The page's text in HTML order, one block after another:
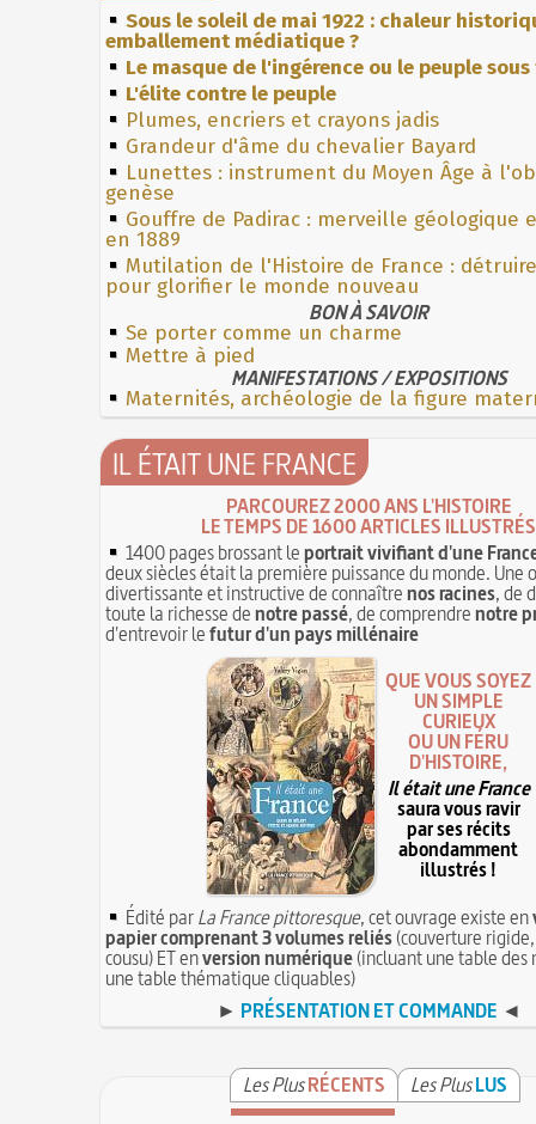
Sous le soleil de mai 1922 : chaleur
emballement médiatique ?
Le masque de l'ingérence ou le peuple
L'élite contre le peuple
Plumes, encriers et crayons jadis
Grandeur d'âme du chevalier Bayard
Lunettes : instrument du Moyen Âge à
genèse
Gouffre de Padirac : merveille géologique
en 1889
Mutilation de l'Histoire de France :
pour glorifier le monde nouveau
BON À SAVOIR
Se porter comme un charme
Mettre à pied
MANIFESTATIONS / EXPOSITIONS
Maternités, archéologie de la figure
IL ÉTAIT UNE FRANCE
PARCOUREZ 2000 ANS L'HISTOIRE
LE TEMPS DE 1600 ARTICLES ILLUSTRÉS
1400 pages brossant leportrait vivifiant d'une
deux siècles était la première puissance du monde. Une
divertissante et instructive de connaîtrenos racines, de
toute la richesse denotre passé, de comprendrenotre
d'entrevoir lefutur d'un pays millénaire
QUE VOUS SOYEZ
UN SIMPLE
CURIEUX
OU UN FÉRU
D'HISTOIRE,
Il était une France
saura vous ravir
par ses récits
abondamment
illustrés !
Édité parLa France pittoresque, cet ouvrage existe en
papier comprenant 3 volumes reliés(couverture
cousu) ET enversion numérique(incluant une table des
une table thématique cliquables)
► PRÉSENTATION ET COMMANDE ◄
Les PlusRÉCENTS Les PlusLUS